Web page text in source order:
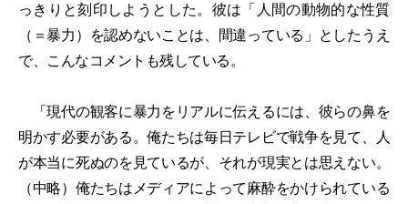
っきりと刻印しようとした。彼は「人間の動物的な性質
（＝暴力）を認めないことは、間違っている」としたうえ
で、こんなコメントも残している。
「現代の観客に暴力をリアルに伝えるには、彼らの鼻を
明かす必要がある。俺たちは毎日テレビで戦争を見て、人
が本当に死ぬのを見ているが、それが現実とは思えない。
（中略）俺たちはメディアによって麻酔をかけられている